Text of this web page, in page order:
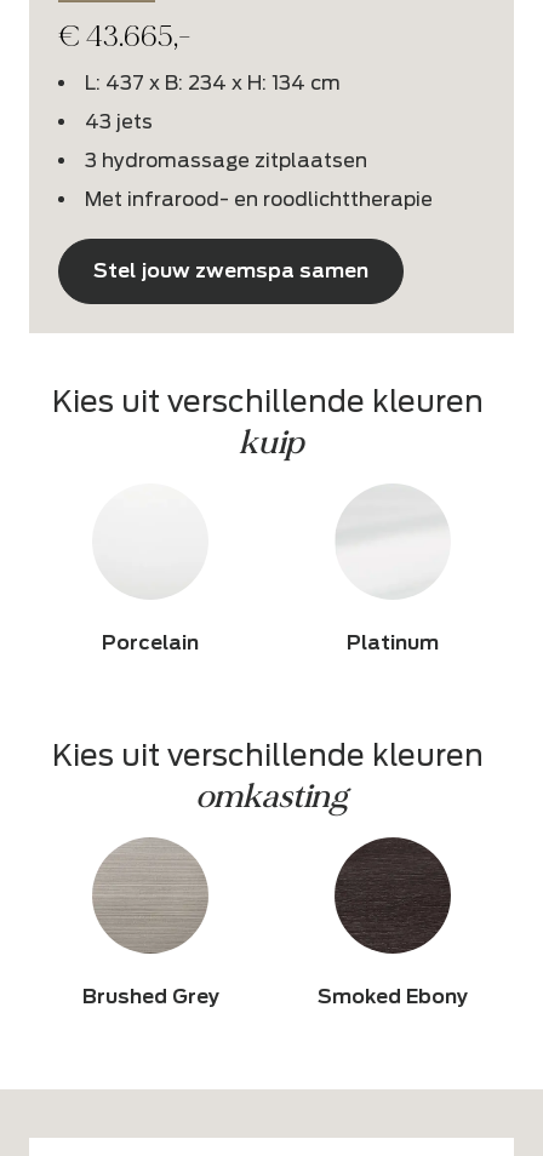
€ 43.665,-
L: 437 x B: 234 x H: 134 cm
43 jets
3 hydromassage zitplaatsen
Met infrarood- en roodlichttherapie
Stel jouw zwemspa samen
kuip
Porcelain Platinum
omkasting
Brushed Grey Smoked Ebony